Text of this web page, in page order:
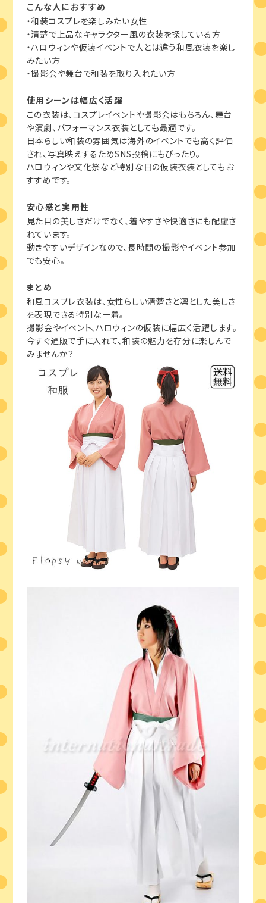
こんな人におすすめ
・和装コスプレを楽しみたい女性
・清楚で上品なキャラクター風の衣装を探している方
・ハロウィンや仮装イベントで人とは違う和風衣装を楽し
みたい方
・撮影会や舞台で和装を取り入れたい方
使用シーンは幅広く活躍
この衣装は、コスプレイベントや撮影会はもちろん、舞台
や演劇、パフォーマンス衣装としても最適です。
日本らしい和装の雰囲気は海外のイベントでも高く評価
され、写真映えするためSNS投稿にもぴったり。
ハロウィンや文化祭など特別な日の仮装衣装としてもお
すすめです。
安心感と実用性
見た目の美しさだけでなく、着やすさや快適さにも配慮さ
れています。
動きやすいデザインなので、長時間の撮影やイベント参加
でも安心。
まとめ
和風コスプレ衣装は、女性らしい清楚さと凛とした美しさ
を表現できる特別な一着。
撮影会やイベント、ハロウィンの仮装に幅広く活躍します。
今すぐ通販で手に入れて、和装の魅力を存分に楽しんで
みませんか？